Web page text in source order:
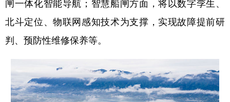
闸一体化智能导航；智慧船闸方面，将以数字孪生、
北斗定位、物联网感知技术为支撑，实现故障提前研
判、预防性维修保养等。